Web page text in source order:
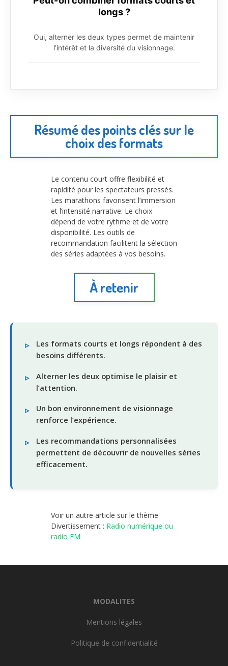
longs ?
Oui, alterner les deux types permet de maintenir
l’intérêt et la diversité du visionnage.
Résumé des points clés sur le
choix des formats
Le contenu court offre flexibilité et
rapidité pour les spectateurs pressés.
Les marathons favorisent l’immersion
et l’intensité narrative. Le choix
dépend de votre rythme et de votre
disponibilité. Les outils de
recommandation facilitent la sélection
des séries adaptées à vos besoins.
À retenir
Les formats courts et longs répondent à des
besoins différents.
Alterner les deux optimise le plaisir et
l’attention.
Un bon environnement de visionnage
renforce l’expérience.
Les recommandations personnalisées
permettent de découvrir de nouvelles séries
efficacement.
Voir un autre article sur le thème
Divertissement : Radio numérique ou
radio FM
MODALITES
Mentions légales
Politique de confidentialité